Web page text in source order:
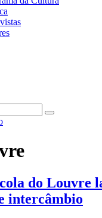
do Louvre
intercâmbio